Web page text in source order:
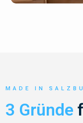
MADE IN
3 Gründe